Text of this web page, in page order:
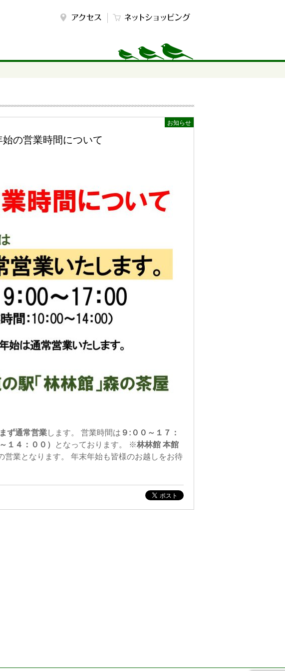
お知らせ
の営業時間について
ず通常営業します。 営業時間は ９:００～１７：
１４：００） となっております。 ※林林館 本館
営業となります。 年末年始も皆様のお越しをお待